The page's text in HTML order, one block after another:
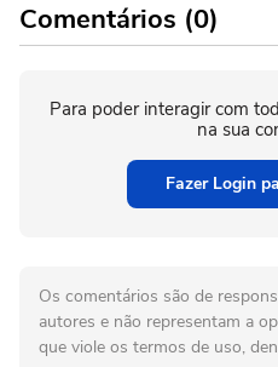
Comentários (0)
Para poder interagir com
na sua
Fazer Login
Os comentários são de
autores e não representam a
que viole os termos de uso,